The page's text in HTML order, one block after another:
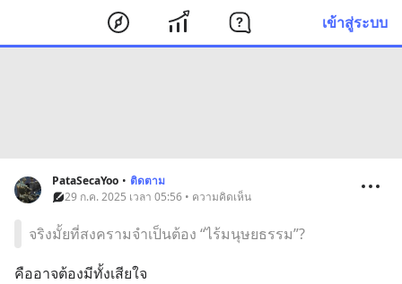
เข้าสู่ระบบ
PataSecaYoo • ติดตาม
29 ก.ค. 2025 เวลา 05:56 • ความคิดเห็น
จริงมั้ยที่สงครามจำเป็นต้อง “ไร้มนุษยธรรม”?
คืออาจต้องมีทั้งเสียใจ